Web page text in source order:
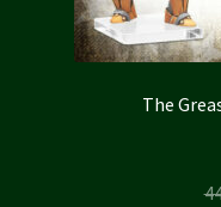
The